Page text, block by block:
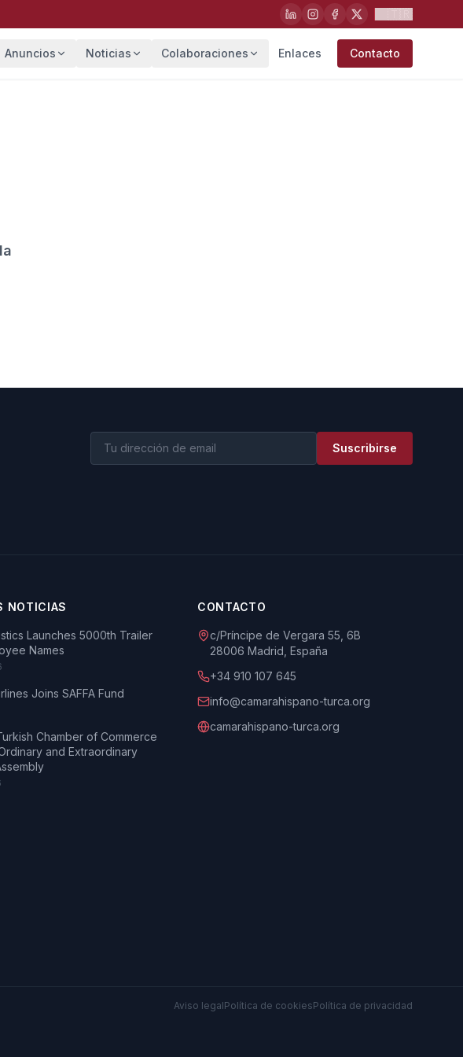
Anuncios Noticias Colaboraciones Enlaces Contacto
Suscribirse
NOTICIAS
Launches 5000th Trailer
Names
Joins SAFFA Fund
Chamber of Commerce
and Extraordinary
CONTACTO
c/Príncipe de Vergara 55, 6B
28006 Madrid, España
+34 910 107 645
info@camarahispano-turca.org
camarahispano-turca.org
Aviso legalPolítica de cookiesPolítica de privacidad